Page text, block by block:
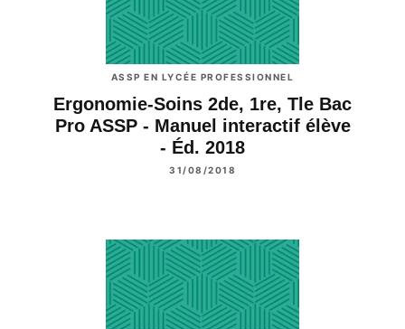
ASSP EN LYCÉE PROFESSIONNEL
Ergonomie-Soins 2de, 1re, Tle Bac
Pro ASSP - Manuel interactif élève
- Éd. 2018
31/08/2018